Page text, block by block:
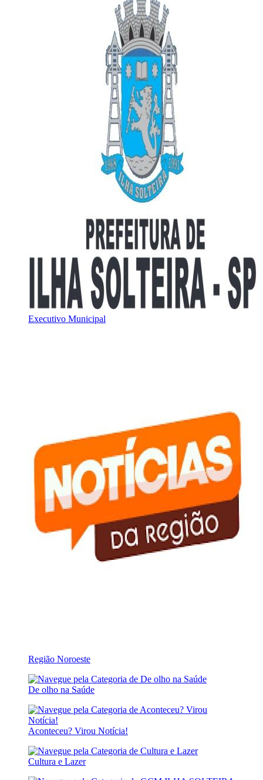
Executivo Municipal
Região Noroeste
De olho na Saúde
Aconteceu? Virou Notícia!
Cultura e Lazer